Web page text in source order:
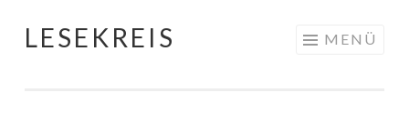
Springe
LESEKREIS MENÜ